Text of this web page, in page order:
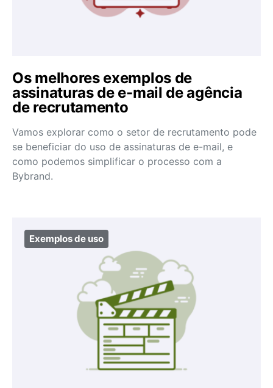
Os melhores exemplos de
assinaturas de e-mail de agência
de recrutamento
Vamos explorar como o setor de recrutamento pode
se beneficiar do uso de assinaturas de e-mail, e
como podemos simplificar o processo com a
Bybrand.
Exemplos de uso